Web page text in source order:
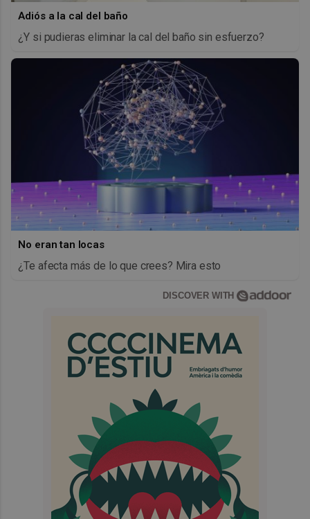
Adiós a la cal del baño
¿Y si pudieras eliminar la cal del baño sin esfuerzo?
No eran tan locas
¿Te afecta más de lo que crees? Mira esto
DISCOVER WITH